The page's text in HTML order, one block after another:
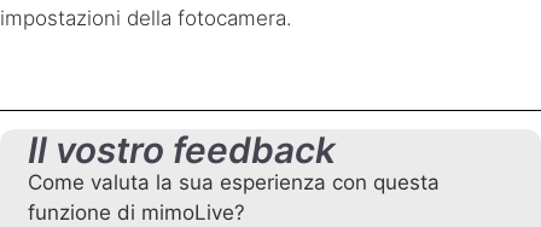
impostazioni della fotocamera.
Il vostro feedback
Come valuta la sua esperienza con questa
funzione di mimoLive?